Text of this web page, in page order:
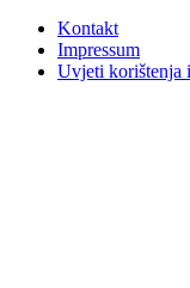
Kontakt
Impressum
Uvjeti korištenja